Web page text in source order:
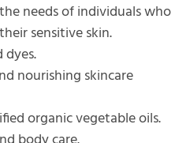
needs of individuals who
sensitive skin.
dyes.
nourishing skincare
organic vegetable oils.